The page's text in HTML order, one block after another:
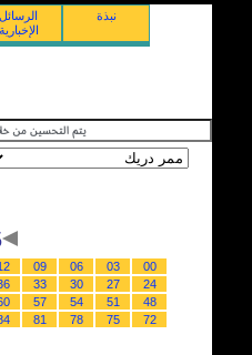
الرسائل
الإخبارية
نبذة
00
03
06
09
24
27
30
33
48
51
54
57
72
75
78
81